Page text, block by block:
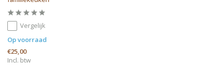
Vergelijk
Op voorraad
€25,00
Incl. btw